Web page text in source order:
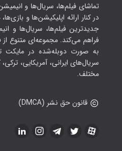
تماشای فیلم‌ها، سریال‌ها و
در کنار ارائه اپلیکیشن‌ها و
جدیدترین فیلم‌ها، سریال‌ها و
فراهم می‌کند. مجموعه‌ای متنوع از
به صورت دوبله‌شده در مایکت
سریال‌های ایرانی، آمریکایی،
مختلف.
قانون حق نشر (DMCA)